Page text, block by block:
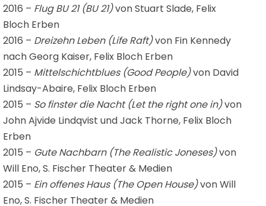
2016 – Flug BU 21 (BU 21)von Stuart Slade, Felix
Bloch Erben
2016 – Dreizehn Leben (Life Raft)von Fin Kennedy
nach Georg Kaiser, Felix Bloch Erben
2015 – Mittelschichtblues (Good People)von David
Lindsay-Abaire, Felix Bloch Erben
2015 – So finster die Nacht (Let the right one in)von
John Ajvide Lindqvist und Jack Thorne, Felix Bloch
Erben
2015 – Gute Nachbarn (The Realistic Joneses)von
Will Eno, S. Fischer Theater & Medien
2015 – Ein offenes Haus (The Open House)von Will
Eno, S. Fischer Theater & Medien